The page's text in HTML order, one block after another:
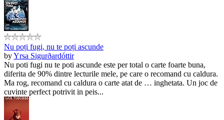
Nu poți fugi, nu te poți ascunde
byYrsa Sigurðardóttir
Nu poti fugi nu te poti ascunde este per total o carte foarte buna,
diferita de 90% dintre lecturile mele, pe care o recomand cu caldura.
Ma rog, recomand cu caldura o carte atat de … inghetata. Un joc de
cuvinte perfect potrivit in peis...